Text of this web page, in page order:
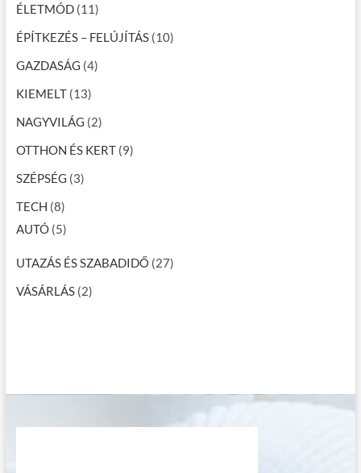
ÉLETMÓD(11)
ÉPÍTKEZÉS – FELÚJÍTÁS(10)
GAZDASÁG (4)
KIEMELT(13)
NAGYVILÁG (2)
OTTHON ÉS KERT(9)
SZÉPSÉG (3)
TECH (8)
AUTÓ(5)
UTAZÁS ÉS SZABADIDŐ (27)
VÁSÁRLÁS(2)